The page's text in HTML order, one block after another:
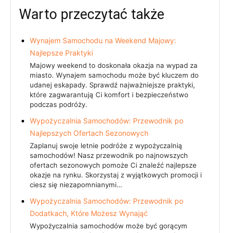
Warto przeczytać także
Wynajem Samochodu na Weekend Majowy:
Najlepsze Praktyki
Majowy weekend to doskonała okazja na wypad za
miasto. Wynajem samochodu może być kluczem do
udanej eskapady. Sprawdź najważniejsze praktyki,
które zagwarantują Ci komfort i bezpieczeństwo
podczas podróży.
Wypożyczalnia Samochodów: Przewodnik po
Najlepszych Ofertach Sezonowych
Zaplanuj swoje letnie podróże z wypożyczalnią
samochodów! Nasz przewodnik po najnowszych
ofertach sezonowych pomoże Ci znaleźć najlepsze
okazje na rynku. Skorzystaj z wyjątkowych promocji i
ciesz się niezapomnianymi…
Wypożyczalnia Samochodów: Przewodnik po
Dodatkach, Które Możesz Wynająć
Wypożyczalnia samochodów może być gorącym